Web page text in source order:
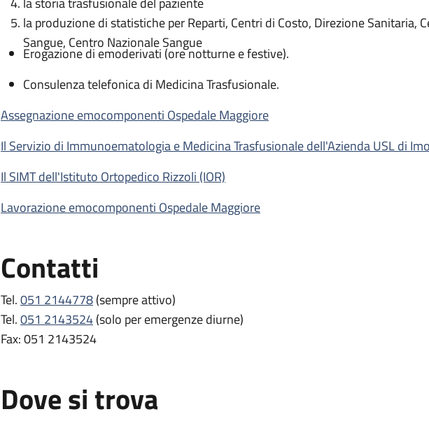
la produzione di statistiche per Reparti, Centri di Costo, Direzione Sanitaria,
Sangue, Centro Nazionale Sangue
Erogazione di emoderivati (ore notturne e festive).
Consulenza telefonica di Medicina Trasfusionale.
Assegnazione emocomponenti Ospedale Maggiore
Il Servizio di Immunoematologia e Medicina Trasfusionale dell'Azienda USL di
Il SIMT dell'Istituto Ortopedico Rizzoli (IOR)
Lavorazione emocomponenti Ospedale Maggiore
Contatti
Tel.051 2144778(sempre attivo)
Tel.051 2143524(solo per emergenze diurne)
Fax: 051 2143524
Dove si trova